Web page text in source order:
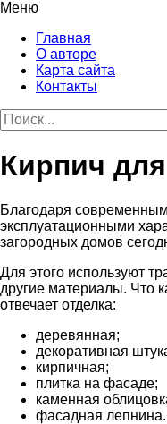
Меню
Главная
О авторе
Карта сайта
Контакты
Кирпич
Благодаря
эксплуатационными
загородных домов
Для этого используют
другие материалы. Что
отвечает отделка:
деревянная;
декоративная
кирпичная;
плитка на фасаде;
каменная
фасадная лепнина.